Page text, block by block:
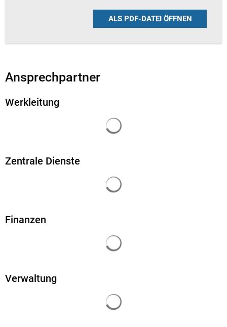
ALS PDF-DATEI ÖFFNEN
Ansprechpartner
Werkleitung
Zentrale Dienste
Finanzen
Verwaltung